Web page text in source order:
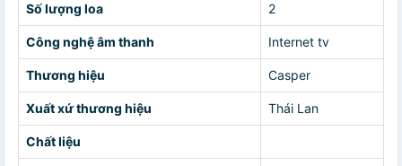
Số lượng loa 2
Công nghệ âm thanh Internet tv
Thương hiệu Casper
Xuất xứ thương hiệu Thái Lan
Chất liệu